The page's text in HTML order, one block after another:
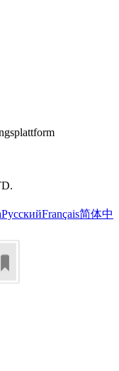
РусскийFrançais简体中